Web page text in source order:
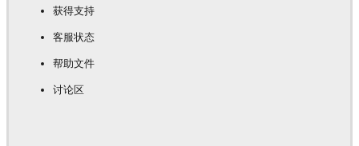
获得支持
客服状态
帮助文件
讨论区